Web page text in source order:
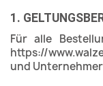
1.
Für alle
https://
und